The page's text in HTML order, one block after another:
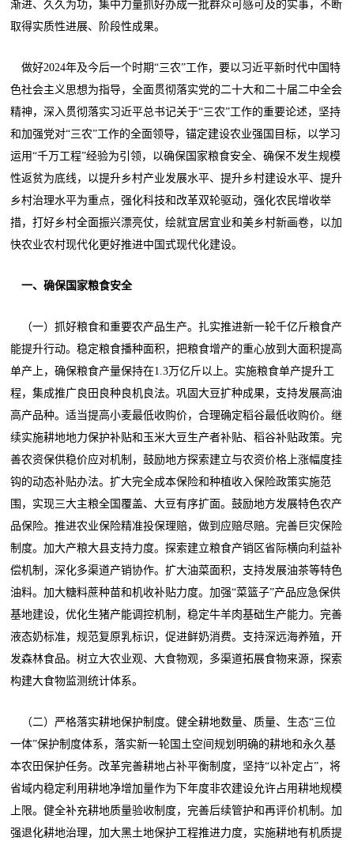
渐进、久久为功，集中力量抓好办成一批群众可感可及的实事，不断
取得实质性进展、阶段性成果。
做好2024年及今后一个时期“三农”工作，要以习近平新时代中国特
色社会主义思想为指导，全面贯彻落实党的二十大和二十届二中全会
精神，深入贯彻落实习近平总书记关于“三农”工作的重要论述，坚持
和加强党对“三农”工作的全面领导，锚定建设农业强国目标，以学习
运用“千万工程”经验为引领，以确保国家粮食安全、确保不发生规模
性返贫为底线，以提升乡村产业发展水平、提升乡村建设水平、提升
乡村治理水平为重点，强化科技和改革双轮驱动，强化农民增收举
措，打好乡村全面振兴漂亮仗，绘就宜居宜业和美乡村新画卷，以加
快农业农村现代化更好推进中国式现代化建设。
一、确保国家粮食安全
（一）抓好粮食和重要农产品生产。扎实推进新一轮千亿斤粮食产
能提升行动。稳定粮食播种面积，把粮食增产的重心放到大面积提高
单产上，确保粮食产量保持在1.3万亿斤以上。实施粮食单产提升工
程，集成推广良田良种良机良法。巩固大豆扩种成果，支持发展高油
高产品种。适当提高小麦最低收购价，合理确定稻谷最低收购价。继
续实施耕地地力保护补贴和玉米大豆生产者补贴、稻谷补贴政策。完
善农资保供稳价应对机制，鼓励地方探索建立与农资价格上涨幅度挂
钩的动态补贴办法。扩大完全成本保险和种植收入保险政策实施范
围，实现三大主粮全国覆盖、大豆有序扩面。鼓励地方发展特色农产
品保险。推进农业保险精准投保理赔，做到应赔尽赔。完善巨灾保险
制度。加大产粮大县支持力度。探索建立粮食产销区省际横向利益补
偿机制，深化多渠道产销协作。扩大油菜面积，支持发展油茶等特色
油料。加大糖料蔗种苗和机收补贴力度。加强“菜篮子”产品应急保供
基地建设，优化生猪产能调控机制，稳定牛羊肉基础生产能力。完善
液态奶标准，规范复原乳标识，促进鲜奶消费。支持深远海养殖，开
发森林食品。树立大农业观、大食物观，多渠道拓展食物来源，探索
构建大食物监测统计体系。
（二）严格落实耕地保护制度。健全耕地数量、质量、生态“三位
一体”保护制度体系，落实新一轮国土空间规划明确的耕地和永久基
本农田保护任务。改革完善耕地占补平衡制度，坚持“以补定占”，将
省域内稳定利用耕地净增加量作为下年度非农建设允许占用耕地规模
上限。健全补充耕地质量验收制度，完善后续管护和再评价机制。加
强退化耕地治理，加大黑土地保护工程推进力度，实施耕地有机质提